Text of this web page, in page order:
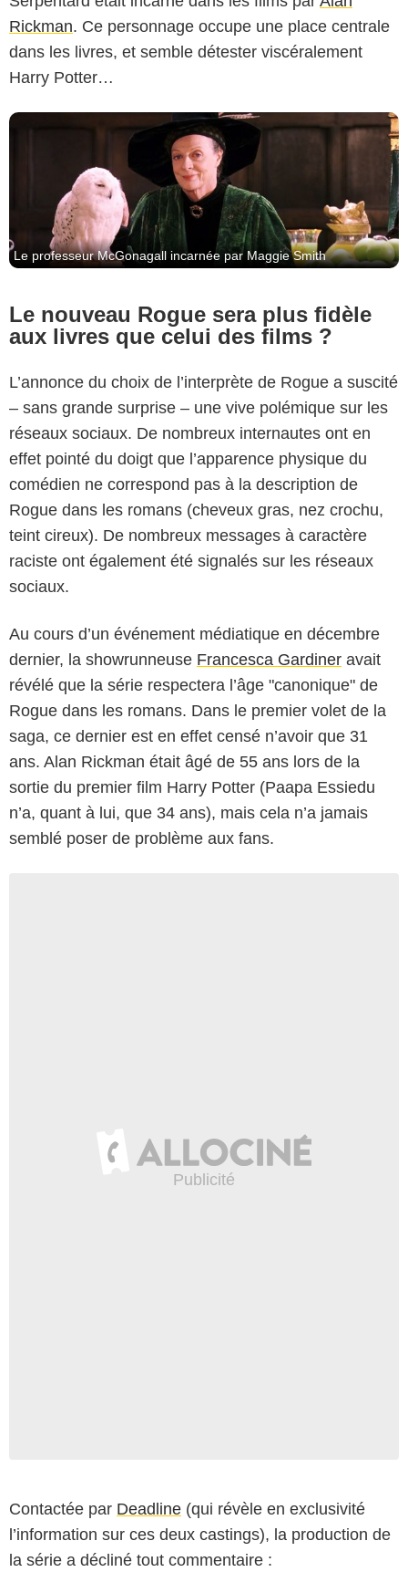
Rickman. Ce personnage occupe une place centrale
dans les livres, et semble détester viscéralement
Harry Potter…
Le professeur McGonagall incarnée par Maggie Smith
Le nouveau Rogue sera plus fidèle
aux livres que celui des films ?
L’annonce du choix de l’interprète de Rogue a suscité
– sans grande surprise – une vive polémique sur les
réseaux sociaux. De nombreux internautes ont en
effet pointé du doigt que l’apparence physique du
comédien ne correspond pas à la description de
Rogue dans les romans (cheveux gras, nez crochu,
teint cireux). De nombreux messages à caractère
raciste ont également été signalés sur les réseaux
sociaux.
Au cours d’un événement médiatique en décembre
dernier, la showrunneuse Francesca Gardiner avait
révélé que la série respectera l’âge "canonique" de
Rogue dans les romans. Dans le premier volet de la
saga, ce dernier est en effet censé n’avoir que 31
ans. Alan Rickman était âgé de 55 ans lors de la
sortie du premier film Harry Potter (Paapa Essiedu
n’a, quant à lui, que 34 ans), mais cela n’a jamais
semblé poser de problème aux fans.
Contactée par Deadline (qui révèle en exclusivité
l’information sur ces deux castings), la production de
la série a décliné tout commentaire :